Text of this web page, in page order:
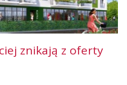
znikają z oferty